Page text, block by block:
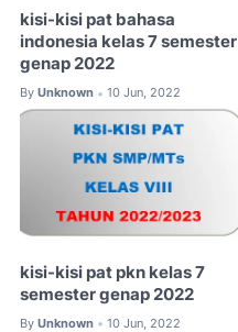
kisi-kisi pat bahasa
indonesia kelas 7 semester
genap 2022
By Unknown • 10 Jun, 2022
kisi-kisi pat pkn kelas 7
semester genap 2022
By Unknown • 10 Jun, 2022